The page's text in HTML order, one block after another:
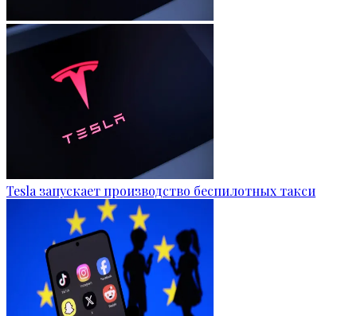
Tesla запускает производство беспилотных такси